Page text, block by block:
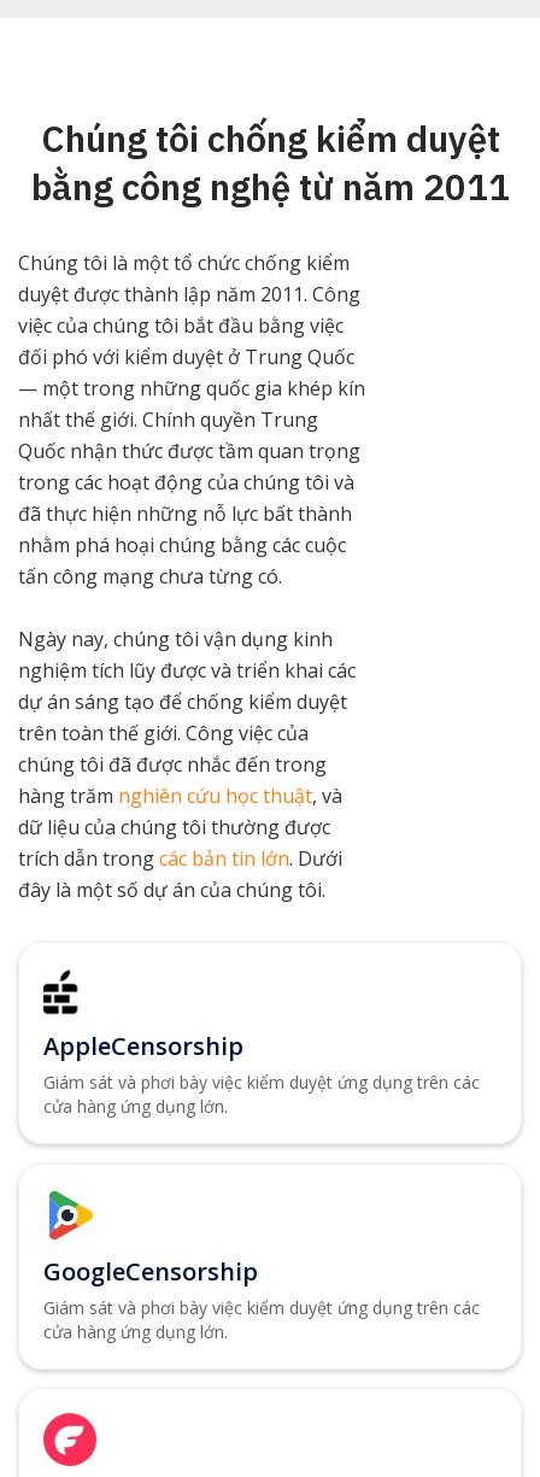
Chúng tôi chống kiểm duyệt
bằng công nghệ từ năm 2011
Chúng tôi là một tổ chức chống kiểm
duyệt được thành lập năm 2011. Công
việc của chúng tôi bắt đầu bằng việc
đối phó với kiểm duyệt ở Trung Quốc
— một trong những quốc gia khép kín
nhất thế giới. Chính quyền Trung
Quốc nhận thức được tầm quan trọng
trong các hoạt động của chúng tôi và
đã thực hiện những nỗ lực bất thành
nhằm phá hoại chúng bằng các cuộc
tấn công mạng chưa từng có.
Ngày nay, chúng tôi vận dụng kinh
nghiệm tích lũy được và triển khai các
dự án sáng tạo để chống kiểm duyệt
trên toàn thế giới. Công việc của
chúng tôi đã được nhắc đến trong
hàng trăm nghiên cứu học thuật, và
dữ liệu của chúng tôi thường được
trích dẫn trongcác bản tin lớn. Dưới
đây là một số dự án của chúng tôi.
AppleCensorship
Giám sát và phơi bày việc kiểm duyệt ứng dụng trên các
cửa hàng ứng dụng lớn.
GoogleCensorship
Giám sát và phơi bày việc kiểm duyệt ứng dụng trên các
cửa hàng ứng dụng lớn.